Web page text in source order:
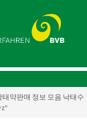
약판매 정보 모음 낙태수